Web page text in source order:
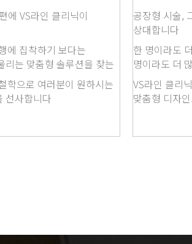
에 VS라인 클리닉이
에 집착하기 보다는
리는 맞춤형 솔루션을 찾는
학으로 여러분이 원하시는
선사합니다
공장형 시술,
상대합니다
한 명이라도
명이라도 더
VS라인 클리
맞춤형 디자